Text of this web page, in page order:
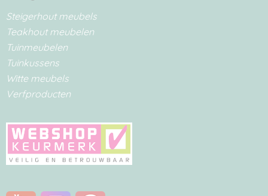
Steigerhout meubels
Teakhout meubelen
Tuinmeubelen
Tuinkussens
Witte meubels
Verfproducten